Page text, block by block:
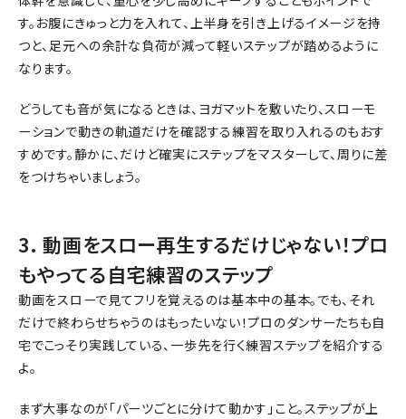
す。お腹にきゅっと力を入れて、上半身を引き上げるイメージを持
つと、足元への余計な負荷が減って軽いステップが踏めるように
なります。
どうしても音が気になるときは、ヨガマットを敷いたり、スローモ
ーションで動きの軌道だけを確認する練習を取り入れるのもおす
すめです。静かに、だけど確実にステップをマスターして、周りに差
をつけちゃいましょう。
3. 動画をスロー再生するだけじゃない！プロ
もやってる自宅練習のステップ
動画をスローで見てフリを覚えるのは基本中の基本。でも、それ
だけで終わらせちゃうのはもったいない！プロのダンサーたちも自
宅でこっそり実践している、一歩先を行く練習ステップを紹介する
よ。
まず大事なのが「パーツごとに分けて動かす」こと。ステップが上